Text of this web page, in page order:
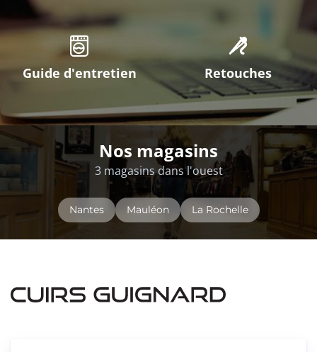
Guide d'entretien Retouches
Nos magasins
3 magasins dans l'ouest
Nantes Mauléon La Rochelle